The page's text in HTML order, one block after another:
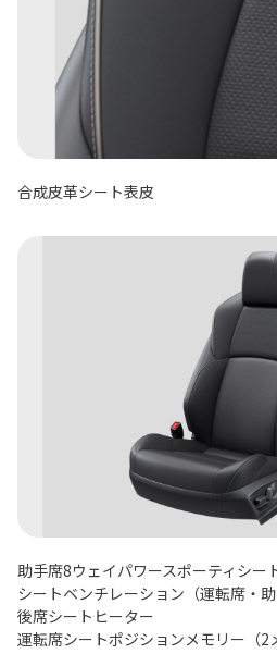
合成皮革シート表皮
助手席8ウェイパワースポーティシー
シートベンチレーション（運転席・助
後席シートヒーター
運転席シートポジションメモリー（2